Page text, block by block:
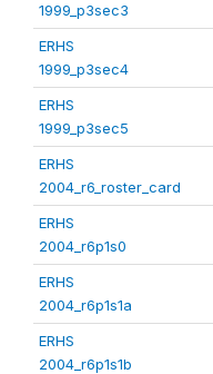
1999_p3sec3
ERHS
1999_p3sec4
ERHS
1999_p3sec5
ERHS
2004_r6_roster_card
ERHS
2004_r6p1s0
ERHS
2004_r6p1s1a
ERHS
2004_r6p1s1b